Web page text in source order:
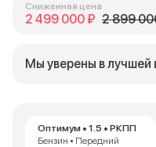
Оптимум • 1.5 • РКПП
Бензин • Передний
Сниженная цена
2 499 000 ₽ 2 899
Мы уверены в лучшей